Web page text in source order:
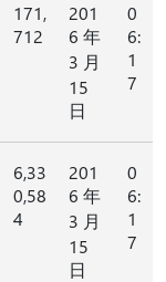
171,
712
201
6 年
3 月
15
日
0
6:
1
7
6,33
0,58
4
201
6 年
3 月
15
日
0
6:
1
7